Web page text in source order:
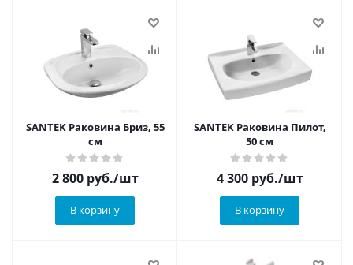
SANTEK Раковина Бриз, 55
см
2 800руб./шт
В корзину
SANTEK Раковина Пилот,
50 см
4 300руб./шт
В корзину